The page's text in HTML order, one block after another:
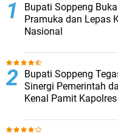
Bupati Soppeng
Pramuka dan Lepas
Nasional
Bupati Soppeng
Sinergi Pemerintah
Kenal Pamit Kapolres